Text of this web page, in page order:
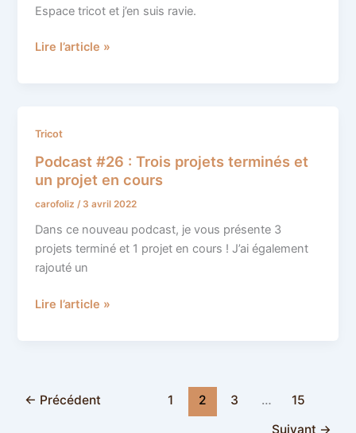
Espace tricot et j’en suis ravie.
tricot
Lire l’article »
Tricot
Podcast #26 : Trois projets terminés et
un projet en cours
carofoliz / 3 avril 2022
Dans ce nouveau podcast, je vous présente 3
projets terminé et 1 projet en cours ! J’ai également
rajouté un
Podcast
:
Trois
projets
terminés
et
un
en
Lire l’article »
← Précédent 1 2 3 …
15
Suivant →